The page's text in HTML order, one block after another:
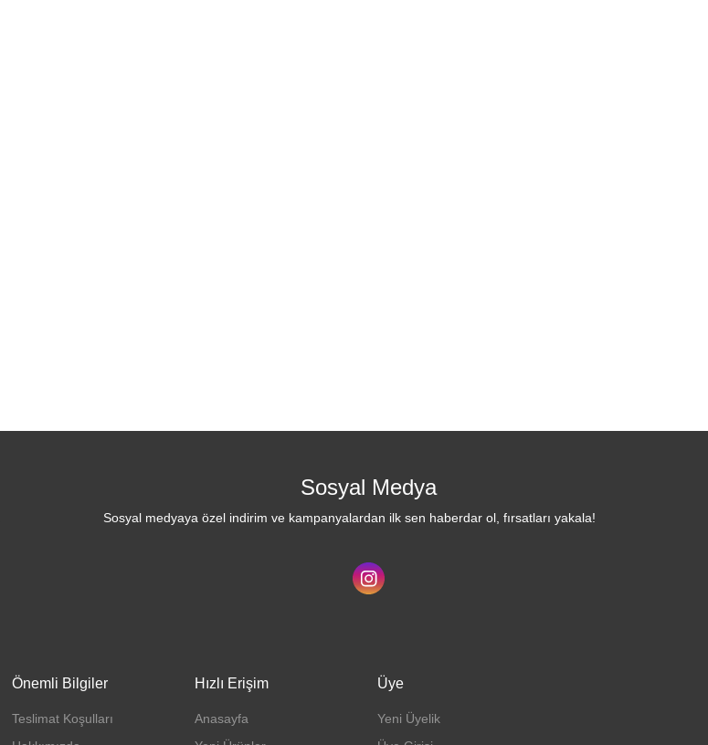
Sosyal Medya
Sosyal medyaya özel indirim ve kampanyalardan ilk sen haberdar ol, fırsatları yakala!
Önemli Bilgiler
Teslimat Koşulları
Hızlı Erişim
Anasayfa
Üye
Yeni Üyelik